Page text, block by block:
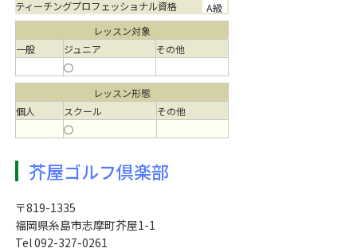
ティーチングプロフェッショナル資格 A級
レッスン対象
一般
ジュニア
その他
○
レッスン形態
個人
スクール
その他
○
芥屋ゴルフ倶楽部
〒819-1335
福岡県糸島市志摩町芥屋1-1
Tel 092-327-0261